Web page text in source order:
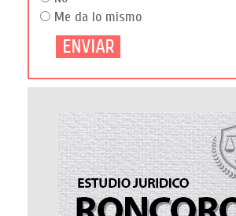
Me da lo mismo